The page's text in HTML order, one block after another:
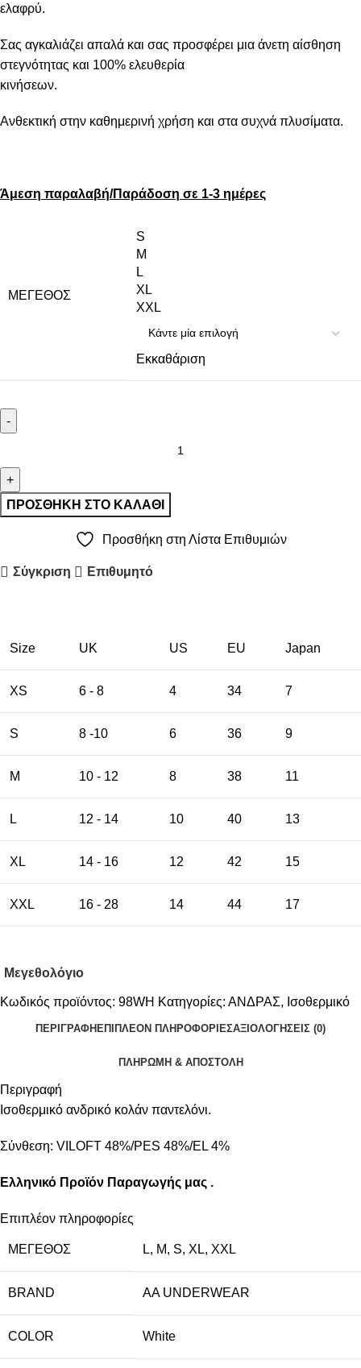
ελαφρύ.
Σας αγκαλιάζει απαλά και σας προσφέρει μια άνετη αίσθηση
στεγνότητας και 100% ελευθερία
κινήσεων.
Ανθεκτική στην καθημερινή χρήση και στα συχνά πλυσίματα.
Άμεση παραλαβή/Παράδοση σε 1-3 ημέρες
ΜΈΓΕΘΟΣ
S
M
L
XL
XXL
Εκκαθάριση
ΠΡΟΣΘΉΚΗ ΣΤΟ ΚΑΛΆΘΙ
Προσθήκη στη Λίστα Επιθυμιών
Σύγκριση Επιθυμητό
Size UK US EU Japan
XS 6 - 8 4 34 7
S 8 -10 6 36 9
M 10 - 12 8 38 11
L 12 - 14 10 40 13
XL 14 - 16 12 42 15
XXL 16 - 28 14 44 17
Μεγεθολόγιο
Κωδικός προϊόντος: 98WH Κατηγορίες: ΑΝΔΡΑΣ, Ισοθερμικό
ΠΕΡΙΓΡΑΦΉ ΕΠΙΠΛΈΟΝ ΠΛΗΡΟΦΟΡΊΕΣΑΞΙΟΛΟΓΉΣΕΙΣ (0)
ΠΛΗΡΩΜΗ & ΑΠΟΣΤΟΛΗ
Περιγραφή
Ισοθερμικό ανδρικό κολάν παντελόνι.
Σύνθεση: VILOFT 48%/PES 48%/EL 4%
Ελληνικό Προϊόν Παραγωγής μας .
Επιπλέον πληροφορίες
ΜΈΓΕΘΟΣ L, M, S, XL, XXL
BRAND AA UNDERWEAR
COLOR White